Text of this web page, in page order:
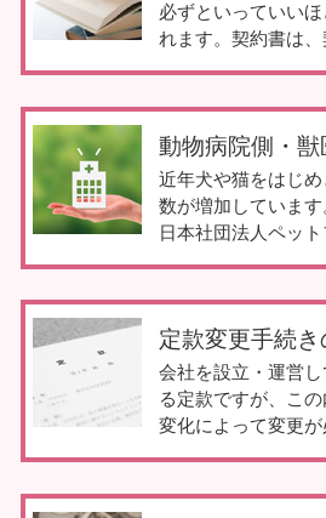
必ずといっていい
れます。契約書は
動物病院側・獣
近年犬や猫をはじ
数が増加しています
日本社団法人ペッ
定款変更手続き
会社を設立・運営
る定款ですが、こ
変化によって変更